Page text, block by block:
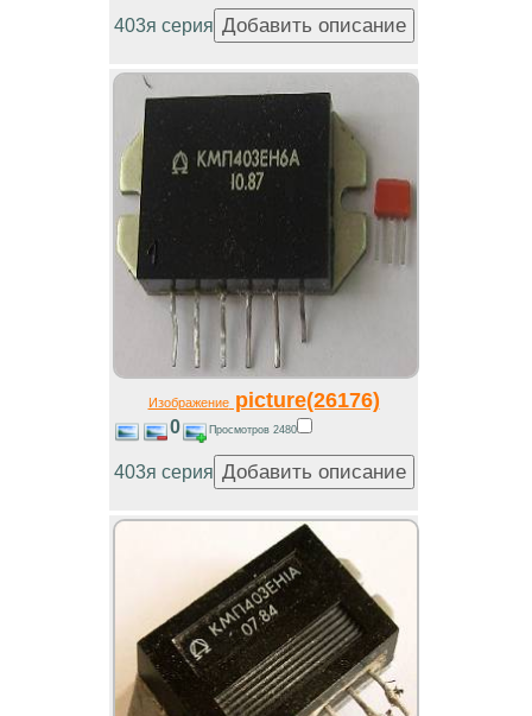
403я серия
Изображениеpicture(26176)
0 Просмотров 2480
403я серия